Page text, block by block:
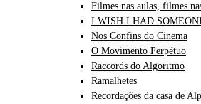
Filmes nas aulas, filmes
I WISH I HAD
Nos Confins do Cinema
O Movimento Perpétuo
Raccords do Algoritmo
Ramalhetes
Recordações da casa de